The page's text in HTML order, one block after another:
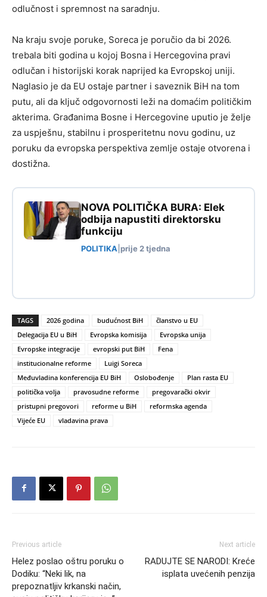
odlučnost i spremnost na saradnju.
Na kraju svoje poruke, Soreca je poručio da bi 2026.
trebala biti godina u kojoj Bosna i Hercegovina pravi
odlučan i historijski korak naprijed ka Evropskoj uniji.
Naglasio je da EU ostaje partner i saveznik BiH na tom
putu, ali da ključ odgovornosti leži na domaćim političkim
akterima. Građanima Bosne i Hercegovine uputio je želje
za uspješnu, stabilnu i prosperitetnu novu godinu, uz
poruku da evropska perspektiva zemlje ostaje otvorena i
dostižna.
NOVA POLITIČKA BURA: Elek
odbija napustiti direktorsku
funkciju
POLITIKA prije 2 tjedna
TAGS 2026 godina budućnost BiH
članstvo u EU
Delegacija EU u BiH
Evropska komisija
Evropska unija
Evropske integracije
evropski put BiH
Fena
institucionalne reforme
Luigi Soreca
Međuvladina konferencija EU BiH
Oslobođenje
Plan rasta EU
politička volja
pravosudne reforme
pregovarački okvir
pristupni pregovori
reforme u BiH
reformska agenda
Vijeće EU
vladavina prava
Previous article
Helez poslao oštru poruku o
Dodiku: “Neki lik, na
prepoznatljiv krkanski način,
Next article
RADUJTE SE NARODI: Kreće
isplata uvećenih penzija